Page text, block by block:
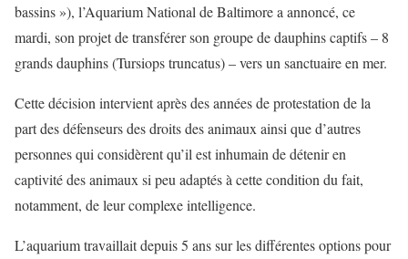
bassins »), l’Aquarium National de Baltimore a annoncé, ce
mardi, son projet de transférer son groupe de dauphins captifs – 8
grands dauphins (Tursiops truncatus) – vers un sanctuaire en mer.
Cette décision intervient après des années de protestation de la
part des défenseurs des droits des animaux ainsi que d’autres
personnes qui considèrent qu’il est inhumain de détenir en
captivité des animaux si peu adaptés à cette condition du fait,
notamment, de leur complexe intelligence.
L’aquarium travaillait depuis 5 ans sur les différentes options pour